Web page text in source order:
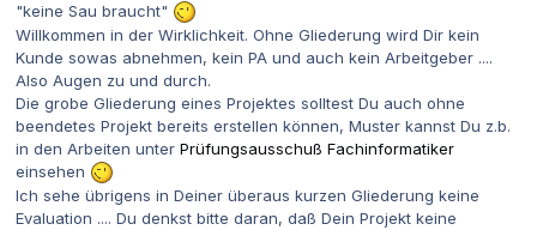
"keine Sau braucht"
Willkommen in der Wirklichkeit. Ohne Gliederung wird Dir kein
Kunde sowas abnehmen, kein PA und auch kein Arbeitgeber ....
Also Augen zu und durch.
Die grobe Gliederung eines Projektes solltest Du auch ohne
beendetes Projekt bereits erstellen können, Muster kannst Du z.b.
in den Arbeiten unter Prüfungsausschuß Fachinformatiker
einsehen
Ich sehe übrigens in Deiner überaus kurzen Gliederung keine
Evaluation .... Du denkst bitte daran, daß Dein Projekt keine